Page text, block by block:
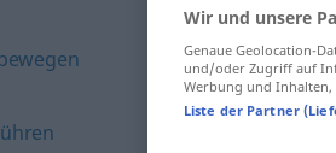
Wir und unsere
Genaue Geolocation-
und/oder Zugriff auf
Werbung und
Liste der Partner